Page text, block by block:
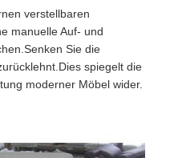
verstellbaren
manuelle Auf- und
Sie die
spiegelt die
moderner Möbel wider.